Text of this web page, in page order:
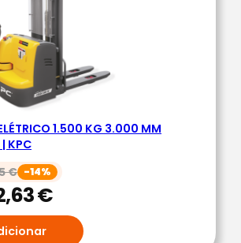
1.500 KG 3.000 MM
KPC
€ -14%
€